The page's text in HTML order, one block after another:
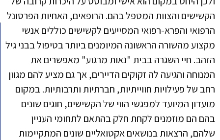
הקשישים והצוות המטפל בהם. הרופאים, האחיות הפרסונל
הרפואי והפרא-רפואי המסייעים לקשישים כוללים אנשי
מקצוע מהשורה הראשונה המיומנים ביותר בטיפול בבני גיל
הזהב. חיי השגרה בבית "נאות מרגוע" מאפשרים את
המנוחה והגיעה לה זקוקים הדיירים, אך גם מציע להם מגוון
רחב של פעילויות חווייתיות, חברתיות ותרבותיות. במקום
מועדון המיועד למפגשי הווי של הקשישים, חוגים שונים
בהם הם מוזמנים לקחת חלק בהתאם לתחומי העניין
שלהם, הרצאות בנושאים אקטואליים שונים המתקיימות